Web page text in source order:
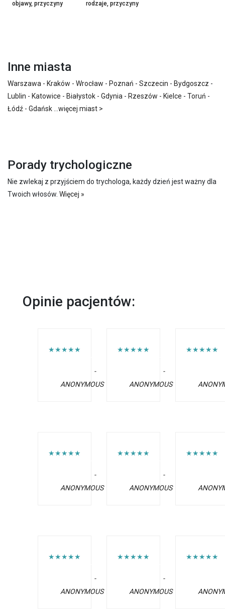
objawy, przyczyny rodzaje, przyczyny
Inne miasta
Warszawa - Kraków - Wrocław - Poznań - Szczecin - Bydgoszcz -
Lublin - Katowice - Białystok - Gdynia - Rzeszów - Kielce - Toruń -
Łódź - Gdańsk...więcej miast >
Porady trychologiczne
Nie zwlekaj z przyjściem do trychologa, każdy dzień jest ważny dla
Twoich włosów. Więcej »
Opinie pacjentów:
★★★★★
-
ANONYMOUS
★★★★★
-
ANONYMOUS
★★★★★
★★★★★
-
ANONYMOUS
★★★★★
-
ANONYMOUS
★★★★★
★★★★★
-
ANONYMOUS
★★★★★
-
ANONYMOUS
★★★★★